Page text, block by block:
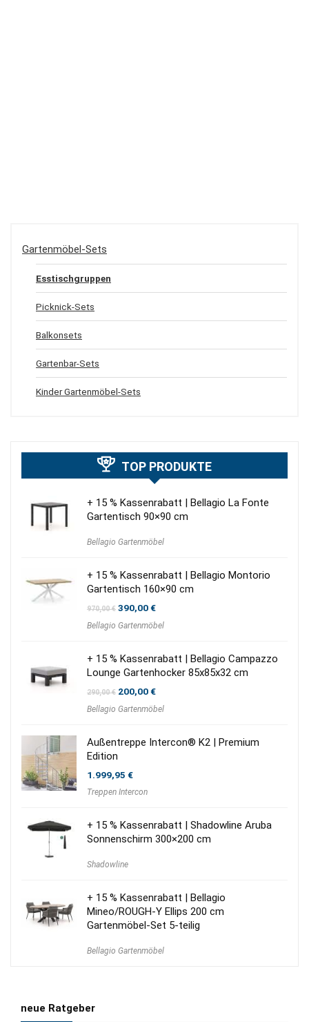
Gartenmöbel-Sets
Esstischgruppen
Picknick-Sets
Balkonsets
Gartenbar-Sets
Kinder Gartenmöbel-Sets
TOP PRODUKTE
+ 15 % Kassenrabatt | Bellagio La Fonte
Gartentisch 90×90 cm
Bellagio Gartenmöbel
+ 15 % Kassenrabatt | Bellagio Montorio
Gartentisch 160×90 cm
970,00€ Ursprünglicher
war:
390,00€Aktueller
ist:
Bellagio Gartenmöbel
+ 15 % Kassenrabatt | Bellagio Campazzo
Lounge Gartenhocker 85x85x32 cm
290,00€ Ursprünglicher
war:
200,00€Aktueller
ist:
Bellagio Gartenmöbel
Außentreppe Intercon® K2 | Premium
Edition
1.999,95 €
Treppen Intercon
+ 15 % Kassenrabatt | Shadowline Aruba
Sonnenschirm 300×200 cm
Shadowline
+ 15 % Kassenrabatt | Bellagio
Mineo/ROUGH-Y Ellips 200 cm
Gartenmöbel-Set 5-teilig
Bellagio Gartenmöbel
neue Ratgeber